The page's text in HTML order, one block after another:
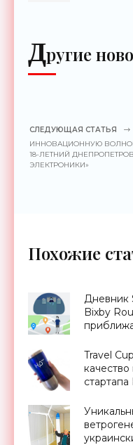
Другие
СЛЕДУЮЩАЯ СТАТЬЯ
ИННОВАЦИОННУЮ
18-ЛЕТНИЙ
ЭЛЕКТРОНИКИ»
Похожие
Дневник
Bixby
Travel